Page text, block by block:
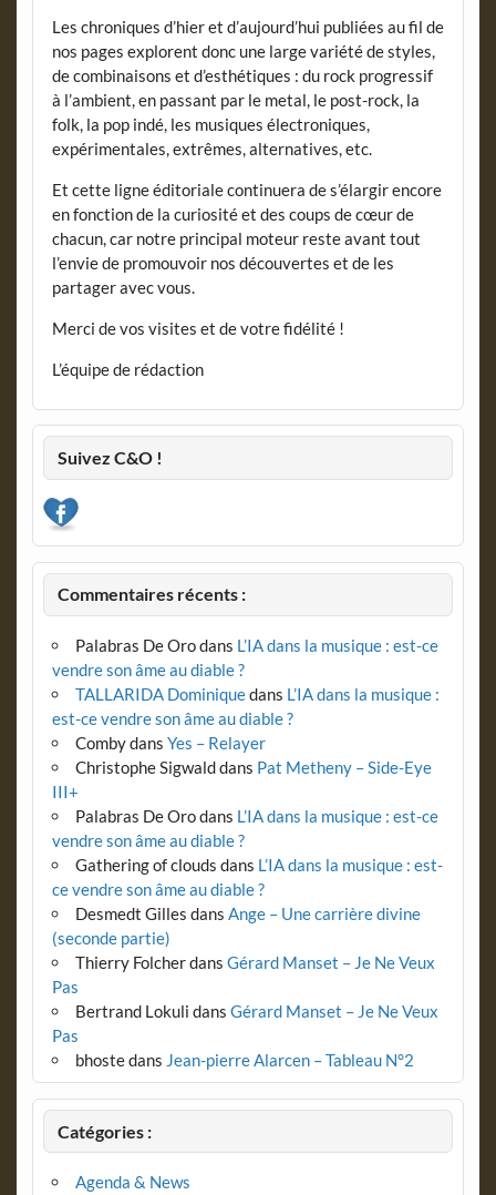
Les chroniques d’hier et d’aujourd’hui publiées au fil de
nos pages explorent donc une large variété de styles,
de combinaisons et d’esthétiques : du rock progressif
à l’ambient, en passant par le metal, le post-rock, la
folk, la pop indé, les musiques électroniques,
expérimentales, extrêmes, alternatives, etc.
Et cette ligne éditoriale continuera de s’élargir encore
en fonction de la curiosité et des coups de cœur de
chacun, car notre principal moteur reste avant tout
l’envie de promouvoir nos découvertes et de les
partager avec vous.
Merci de vos visites et de votre fidélité !
L’équipe de rédaction
Suivez C&O !
Commentaires récents :
Palabras De Orodans L’IA dans la musique : est-ce
vendre son âme au diable ?
TALLARIDA Dominiquedans L’IA dans la musique :
est-ce vendre son âme au diable ?
Combydans Yes – Relayer
Christophe Sigwalddans Pat Metheny – Side-Eye
III+
Palabras De Orodans L’IA dans la musique : est-ce
vendre son âme au diable ?
Gathering of clouds dans L’IA dans la musique : est-
ce vendre son âme au diable ?
Desmedt Gilles dans Ange – Une carrière divine
(seconde partie)
Thierry Folcherdans Gérard Manset – Je Ne Veux
Pas
Bertrand Lokuli dans Gérard Manset – Je Ne Veux
Pas
bhostedans Jean-pierre Alarcen – Tableau N°2
Catégories :
Agenda & News